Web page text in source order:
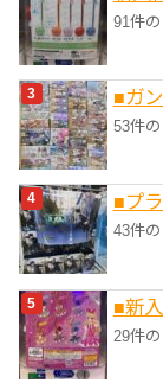
91件
■ガ
53件
■プ
43件
■新
29件